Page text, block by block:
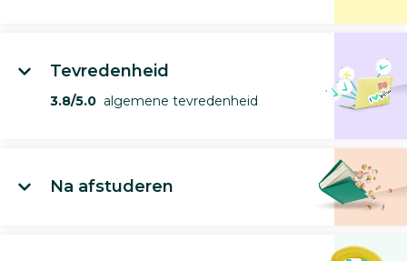
Tevredenheid
3.8/5.0 algemene tevredenheid
Na afstuderen